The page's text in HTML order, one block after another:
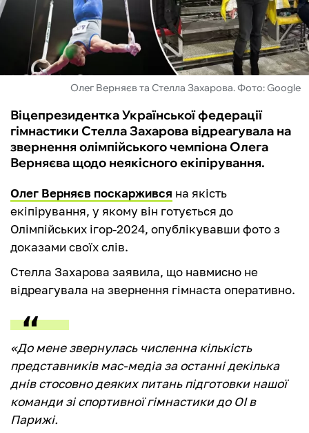
БУКМЕКЕРИ
Олег Верняєв та Стелла Захарова. Фото: Google
Віцепрезидентка Української федерації
гімнастики Стелла Захарова відреагувала на
звернення олімпійського чемпіона Олега
Верняєва щодо неякісного екіпірування.
Олег Верняєв поскаржився на якість
екіпірування, у якому він готується до
Олімпійських ігор-2024, опублікувавши фото з
доказами своїх слів.
Стелла Захарова заявила, що навмисно не
відреагувала на звернення гімнаста оперативно.
«До мене звернулась численна кількість
представників мас-медіа за останні декілька
днів стосовно деяких питань підготовки нашої
команди зі спортивної гімнастики до ОІ в
Парижі.